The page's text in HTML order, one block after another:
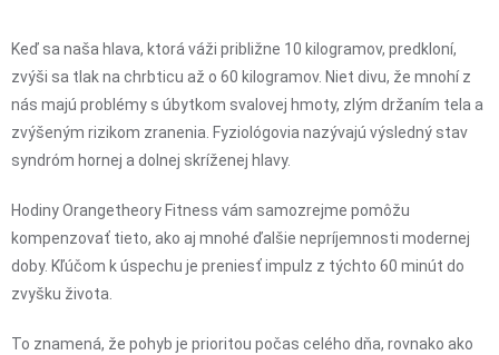
Keď sa naša hlava, ktorá váži približne 10 kilogramov, predkloní,
zvýši sa tlak na chrbticu až o 60 kilogramov. Niet divu, že mnohí z
nás majú problémy s úbytkom svalovej hmoty, zlým držaním tela a
zvýšeným rizikom zranenia. Fyziológovia nazývajú výsledný stav
syndróm hornej a dolnej skríženej hlavy.
Hodiny Orangetheory Fitness vám samozrejme pomôžu
kompenzovať tieto, ako aj mnohé ďalšie nepríjemnosti modernej
doby. Kľúčom k úspechu je preniesť impulz z týchto 60 minút do
zvyšku života.
To znamená, že pohyb je prioritou počas celého dňa, rovnako ako